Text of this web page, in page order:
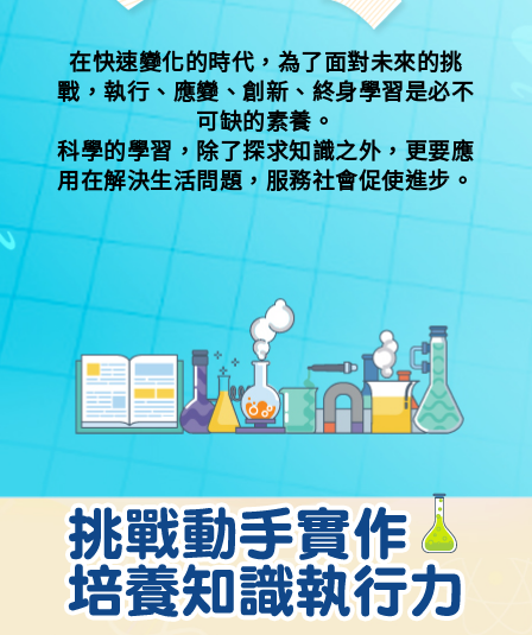
在快速變化的時代，為了面對未來的挑
戰，執行、應變、創新、終身學習是必不
可缺的素養。
科學的學習，除了探求知識之外，更要應
用在解決生活問題，服務社會促使進步。